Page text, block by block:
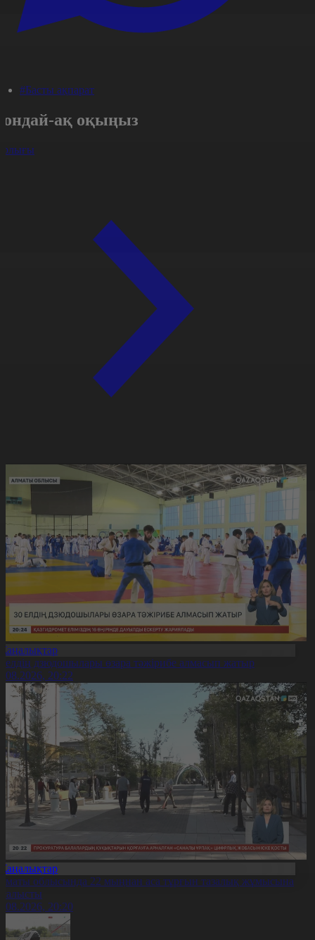
#Басты ақпарат
ақ оқыңыз
елдің дзюдошылары өзара тәжірибе алмасып жатыр
20:22
облысында 22 мыңнан аса тұрғын тазалық жұмысына
20:20